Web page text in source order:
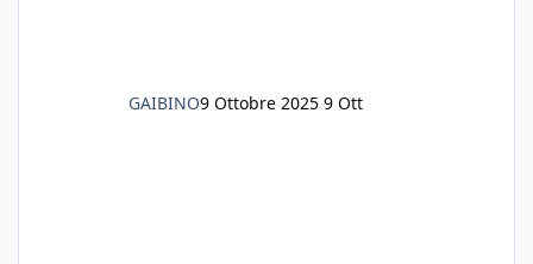
GAIBINO9 Ottobre 2025 9 Ott